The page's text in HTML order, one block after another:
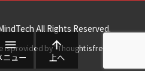
All Rights Reserved.
is provided by "Thought is free

ニュー

上へ